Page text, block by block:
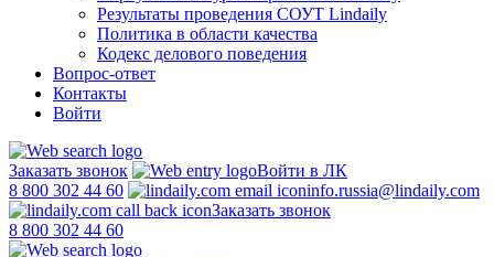
Результаты проведения СОУТ Lindaily
Политика в области качества
Кодекс делового поведения
Вопрос-ответ
Контакты
Войти
Заказать звонок
Войти в ЛК
8 800 302 44 60
info.russia@lindaily.com
Заказать звонок
8 800 302 44 60